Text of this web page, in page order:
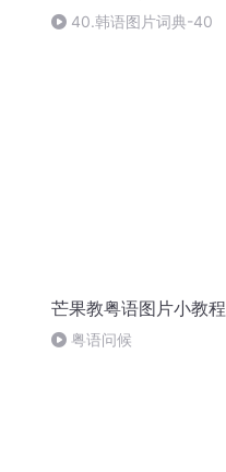
40.韩语图片词典-40
芒果教粤语图片小教程
粤语问候